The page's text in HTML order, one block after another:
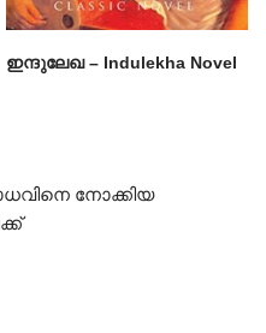
ഇന്ദുലേഖ – Indulekha Novel
നോക്കിയ